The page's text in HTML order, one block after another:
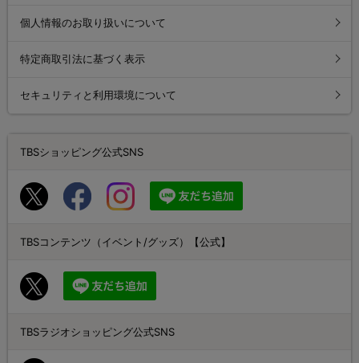
個人情報のお取り扱いについて
特定商取引法に基づく表示
セキュリティと利用環境について
TBSショッピング公式SNS
TBSコンテンツ（イベント/グッズ）【公式】
TBSラジオショッピング公式SNS